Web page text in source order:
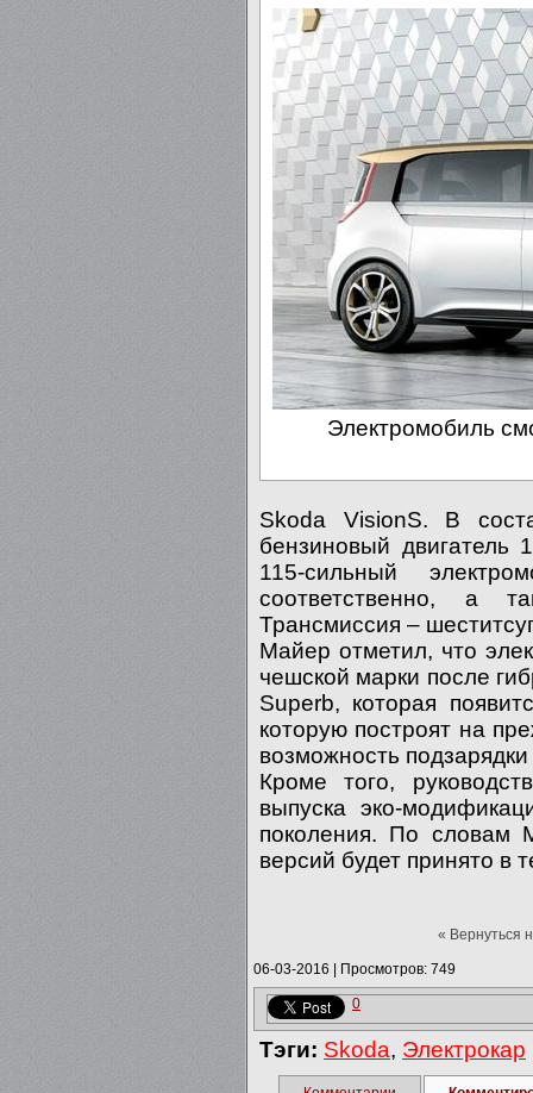
Электромобиль
Skoda VisionS. В
бензиновый
115-сильный
соответственно, а
Трансмиссия –
Майер отметил, что
чешской марки после
Superb, которая
которую построят на
возможность
Кроме того,
выпуска эко-
поколения. По словам
версий будет принято в
« Вернуться
06-03-2016 Просмотров: 749
0
Тэги: Skoda, Электрокар